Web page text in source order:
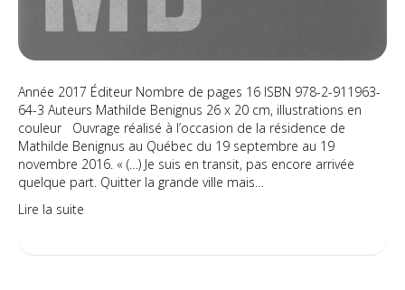
Année 2017 Éditeur Nombre de pages 16 ISBN 978-2-911963-
64-3 Auteurs Mathilde Benignus 26 x 20 cm, illustrations en
couleur Ouvrage réalisé à l’occasion de la résidence de
Mathilde Benignus au Québec du 19 septembre au 19
novembre 2016. « (…) Je suis en transit, pas encore arrivée
quelque part. Quitter la grande ville mais…
Lire la suite